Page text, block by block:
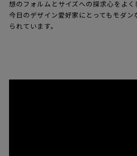
想のフォルムとサイズへの探求心をよく
今日のデザイン愛好家にとってもモダン
られています。